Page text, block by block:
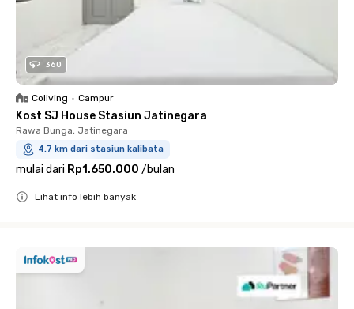
360
Coliving • Campur
Kost SJ House Stasiun Jatinegara
Rawa Bunga, Jatinegara
4.7 km dari stasiun kalibata
mulai dari Rp1.650.000 /bulan
Lihat info lebih banyak